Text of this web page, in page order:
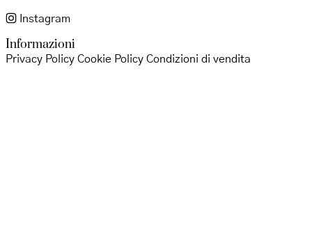
Instagram
Informazioni
Privacy Policy Cookie Policy Condizioni di vendita